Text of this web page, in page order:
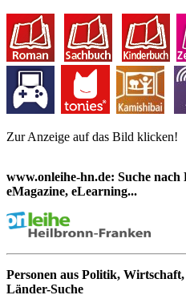
Zur Anzeige auf das Bild klicken!
www.onleihe-hn.de: Suche
eMagazine, eLearning...
Personen aus Politik,
Länder-Suche